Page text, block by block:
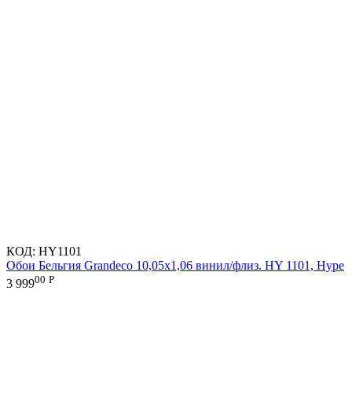
КОД: HY1101
Обои Бельгия Grandeco 10,05х1,06 винил/флиз. HY 1101, Hype
3 99900 Р